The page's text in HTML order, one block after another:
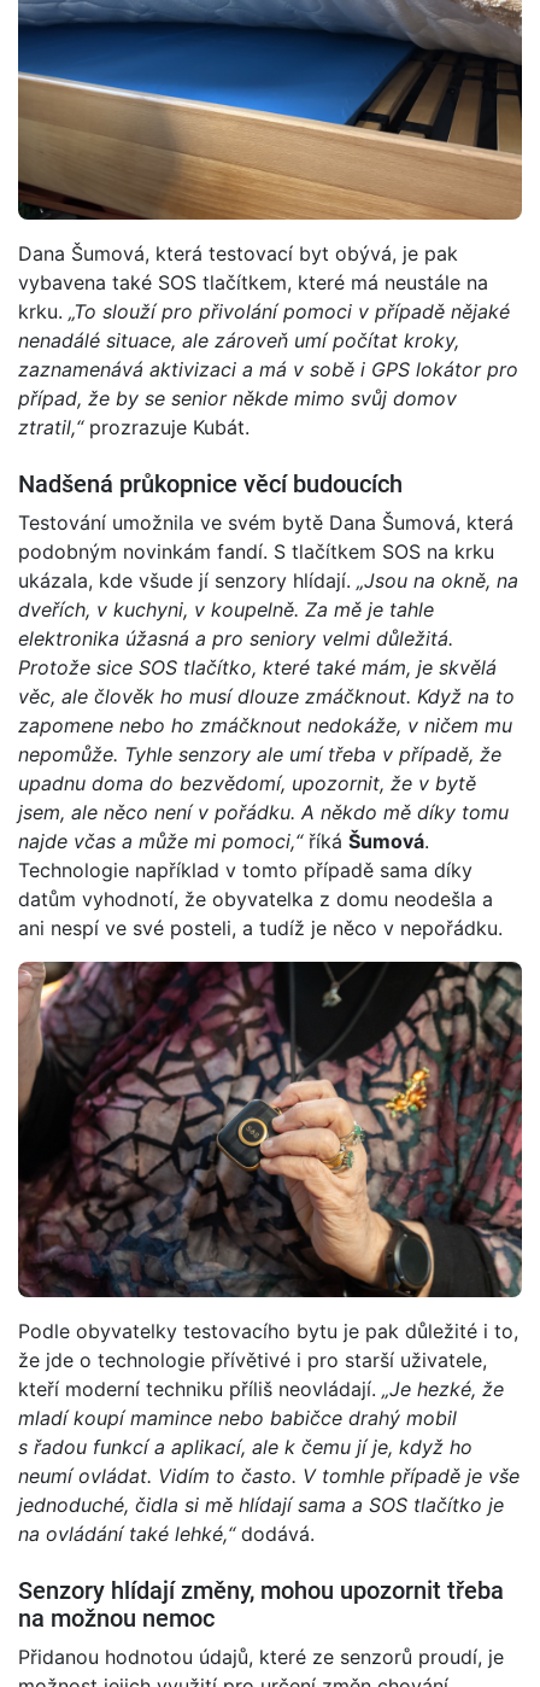
Dana Šumová, která testovací byt obývá, je pak
vybavena také SOS tlačítkem, které má neustále na
krku. „To slouží pro přivolání pomoci v případě nějaké
nenadálé situace, ale zároveň umí počítat kroky,
zaznamenává aktivizaci a má v sobě i GPS lokátor pro
případ, že by se senior někde mimo svůj domov
ztratil,“ prozrazuje Kubát.
Nadšená průkopnice věcí budoucích
Testování umožnila ve svém bytě Dana Šumová, která
podobným novinkám fandí. S tlačítkem SOS na krku
ukázala, kde všude jí senzory hlídají. „Jsou na okně, na
dveřích, v kuchyni, v koupelně. Za mě je tahle
elektronika úžasná a pro seniory velmi důležitá.
Protože sice SOS tlačítko, které také mám, je skvělá
věc, ale člověk ho musí dlouze zmáčknout. Když na to
zapomene nebo ho zmáčknout nedokáže, v ničem mu
nepomůže. Tyhle senzory ale umí třeba v případě, že
upadnu doma do bezvědomí, upozornit, že v bytě
jsem, ale něco není v pořádku. A někdo mě díky tomu
najde včas a může mi pomoci,“říká Šumová.
Technologie například v tomto případě sama díky
datům vyhodnotí, že obyvatelka z domu neodešla a
ani nespí ve své posteli, a tudíž je něco v nepořádku.
Podle obyvatelky testovacího bytu je pak důležité i to,
že jde o technologie přívětivé i pro starší uživatele,
kteří moderní techniku příliš neovládají. „Je hezké, že
mladí koupí mamince nebo babičce drahý mobil
s řadou funkcí a aplikací, ale k čemu jí je, když ho
neumí ovládat. Vidím to často. V tomhle případě je vše
jednoduché, čidla si mě hlídají sama a SOS tlačítko je
na ovládání také lehké,“dodává.
Senzory hlídají změny, mohou upozornit třeba
na možnou nemoc
Přidanou hodnotou údajů, které ze senzorů proudí, je